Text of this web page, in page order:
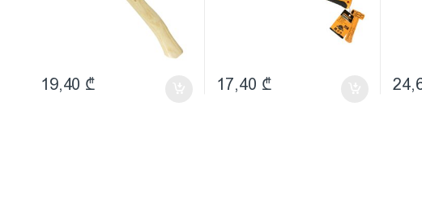
19,40 ₾ 17,40 ₾